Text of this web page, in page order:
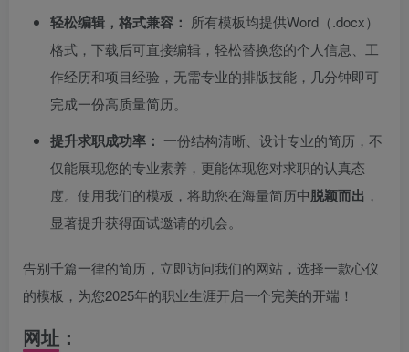
轻松编辑，格式兼容： 所有模板均提供Word（.docx）
格式，下载后可直接编辑，轻松替换您的个人信息、工
作经历和项目经验，无需专业的排版技能，几分钟即可
完成一份高质量简历。
提升求职成功率： 一份结构清晰、设计专业的简历，不
仅能展现您的专业素养，更能体现您对求职的认真态
度。使用我们的模板，将助您在海量简历中脱颖而出 ，
显著提升获得面试邀请的机会。
告别千篇一律的简历，立即访问我们的网站，选择一款心仪
的模板，为您2025年的职业生涯开启一个完美的开端！
网址：